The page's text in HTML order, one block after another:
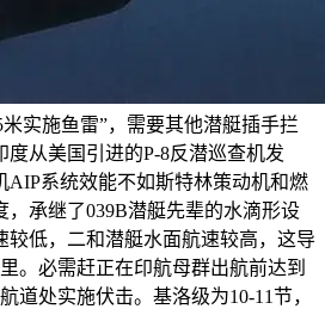
实施鱼雷”，需要其他潜艇插手拦
从美国引进的P-8反潜巡查机发
AIP系统效能不如斯特林策动机和燃
，承继了039B潜艇先辈的水滴形设
较低，二和潜艇水面航速较高，这导
。必需赶正在印航母群出航前达到
道处实施伏击。基洛级为10-11节，